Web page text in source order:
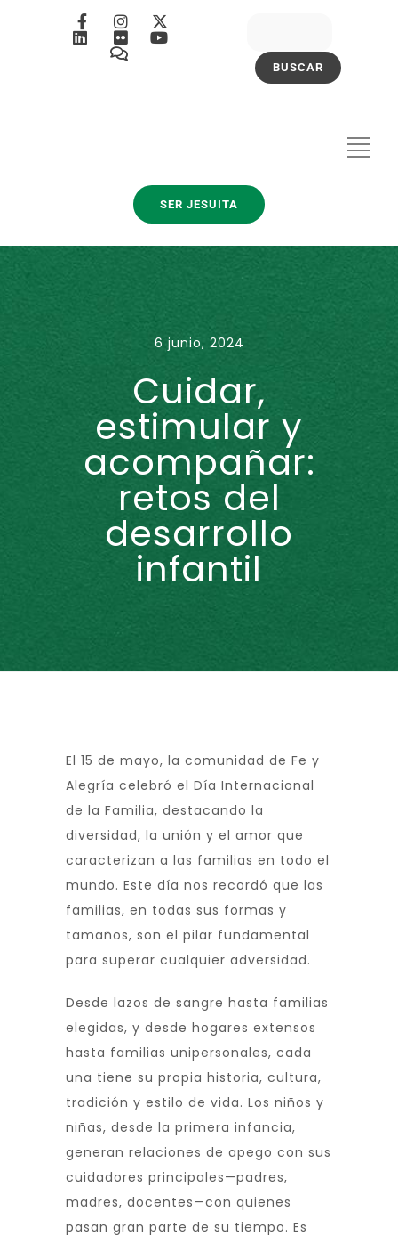
SER JESUITA
6 junio, 2024
Cuidar,
estimular y
acompañar:
retos del
desarrollo
infantil
El 15 de mayo, la comunidad de Fe y
Alegría celebró el Día Internacional
de la Familia, destacando la
diversidad, la unión y el amor que
caracterizan a las familias en todo el
mundo. Este día nos recordó que las
familias, en todas sus formas y
tamaños, son el pilar fundamental
para superar cualquier adversidad.
Desde lazos de sangre hasta familias
elegidas, y desde hogares extensos
hasta familias unipersonales, cada
una tiene su propia historia, cultura,
tradición y estilo de vida. Los niños y
niñas, desde la primera infancia,
generan relaciones de apego con sus
cuidadores principales—padres,
madres, docentes—con quienes
pasan gran parte de su tiempo. Es